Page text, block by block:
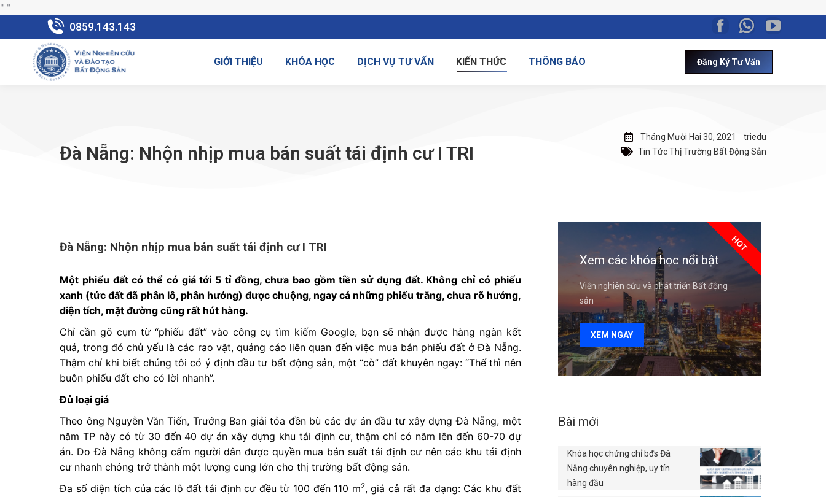
" "
0859.143.143
GIỚI THIỆU KHÓA HỌC DỊCH VỤ TƯ VẤN KIẾN THỨC THÔNG BÁO Đăng Ký Tư Vấn
Đà Nẵng: Nhộn nhịp mua bán suất tái định cư I TRI
Tháng Mười Hai 30, 2021
triedu
Tin Tức Thị Trường Bất Động Sản
Đà Nẵng: Nhộn nhịp mua bán suất tái định cư I TRI
Một phiếu đất có thể có giá tới 5 tỉ đồng, chưa bao gồm tiền sử dụng đất. Không chỉ có phiếu
xanh (tức đất đã phân lô, phân hướng) được chuộng, ngay cả những phiếu trắng, chưa rõ hướng,
diện tích, mặt đường cũng rất hút hàng.
Chỉ cần gõ cụm từ “phiếu đất” vào công cụ tìm kiếm Google, bạn sẽ nhận được hàng ngàn kết
quả, trong đó chủ yếu là các rao vặt, quảng cáo liên quan đến việc mua bán phiếu đất ở Đà Nẵng.
Thậm chí khi biết chúng tôi có ý định đầu tư bất động sản, một “cò” đất khuyên ngay: “Thế thì nên
buôn phiếu đất cho có lời nhanh”.
Đủ loại giá
Theo ông Nguyễn Văn Tiến, Trưởng Ban giải tỏa đền bù các dự án đầu tư xây dựng Đà Nẵng, một
năm TP này có từ 30 đến 40 dự án xây dựng khu tái định cư, thậm chí có năm lên đến 60-70 dự
án. Do Đà Nẵng không cấm người dân được quyền mua bán suất tái định cư nên các khu tái định
cư nhanh chóng trở thành một lượng cung lớn cho thị trường bất động sản.
Đa số diện tích của các lô đất tái định cư đều từ 100 đến 110 m2, giá cả rất đa dạng: Các khu đất
Xem các khóa học nổi bật
Viện nghiên cứu và phát triển Bất động
sản
XEM NGAY
HOT
Bài mới
Khóa học chứng chỉ bđs Đà
Nẵng chuyên nghiệp, uy tín
hàng đầu